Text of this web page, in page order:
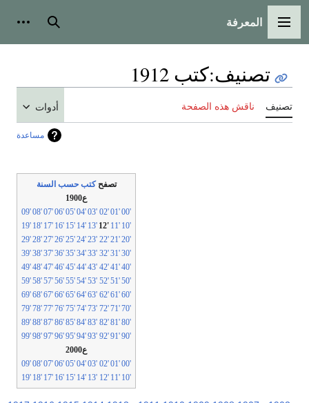
الرئيسية
المعرفة بحث أدوات
تصنيف:كتب 1912
ناقش هذه الصفحة
مساعدة
كتب حسب السنة
'03
'04
'05
'06
'07
'08
'09
'13
'14
'15
'16
'17
'18
'19
'23
'24
'25
'26
'27
'28
'29
'33
'34
'35
'36
'37
'38
'39
'43
'44
'45
'46
'47
'48
'49
'53
'54
'55
'56
'57
'58
'59
'63
'64
'65
'66
'67
'68
'69
'73
'74
'75
'76
'77
'78
'79
'83
'84
'85
'86
'87
'88
'89
'93
'94
'95
'96
'97
'98
'99
'03
'04
'05
'06
'07
'08
'09
'13
'14
'15
'16
'17
'18
'19